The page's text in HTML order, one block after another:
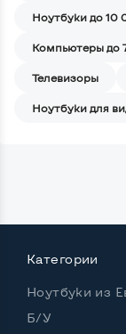
Ноутбуки до 10
Компьютеры до
Телевизоры
Ноутбуки для
Категории
Ноутбуки из
Б/У